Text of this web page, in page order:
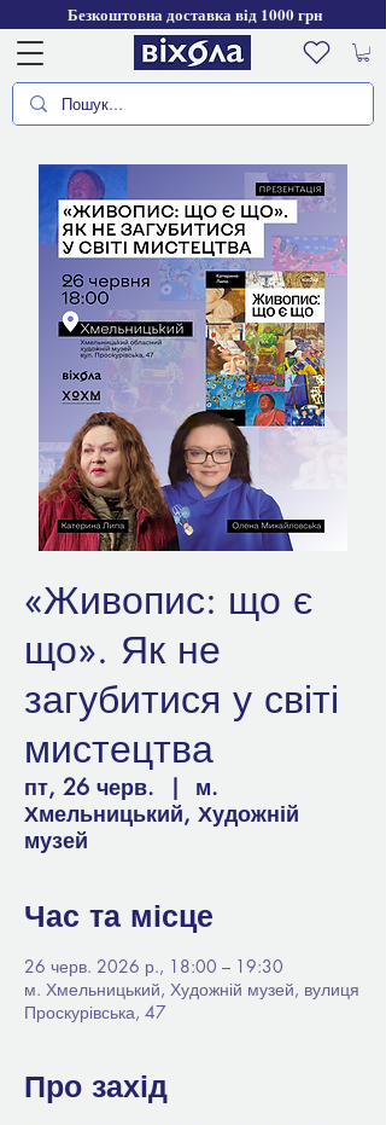
Безкоштовна доставка від 1000 грн
«Живопис: що є
що». Як не
загубитися у світі
мистецтва
пт, 26 черв.
  |
м.
Хмельницький, Художній
музей
Час та місце
26 черв. 2026 р., 18:00 – 19:30
м. Хмельницький, Художній музей, вулиця
Проскурівська, 47
Про захід